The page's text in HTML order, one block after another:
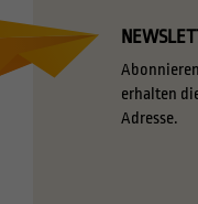
erhalten
Adresse.